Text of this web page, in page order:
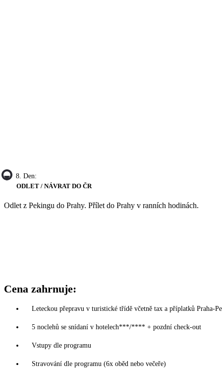
8. Den:
ODLET / NÁVRAT DO ČR
Odlet z Pekingu do Prahy. Přílet do Prahy v ranních hodinách.
Cena zahrnuje:
Leteckou přepravu v turistické třídě včetně tax a příplatků Praha-
5 noclehů se snídaní v hotelech***/**** + pozdní check-out
Vstupy dle programu
Stravování dle programu (6x oběd nebo večeře)